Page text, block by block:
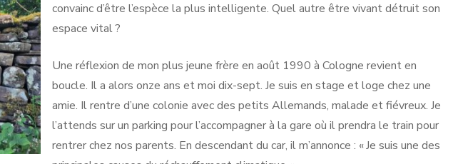
convainc d’être l’espèce la plus intelligente. Quel autre être vivant détruit son
espace vital ?
Une réflexion de mon plus jeune frère en août 1990 à Cologne revient en
boucle. Il a alors onze ans et moi dix-sept. Je suis en stage et loge chez une
amie. Il rentre d’une colonie avec des petits Allemands, malade et fiévreux. Je
l’attends sur un parking pour l’accompagner à la gare où il prendra le train pour
rentrer chez nos parents. En descendant du car, il m’annonce : « Je suis une des